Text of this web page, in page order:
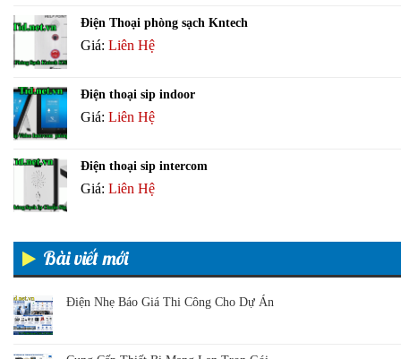
Điện Thoại phòng sạch Kntech
Giá: Liên Hệ
Điện thoại sip indoor
Giá: Liên Hệ
Điện thoại sip intercom
Giá: Liên Hệ
Bài viết mới
Điện Nhẹ Báo Giá Thi Công Cho Dự Án